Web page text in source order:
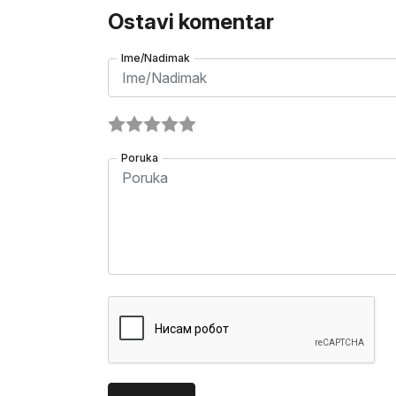
Ostavi komentar
Ime/Nadimak
Poruka